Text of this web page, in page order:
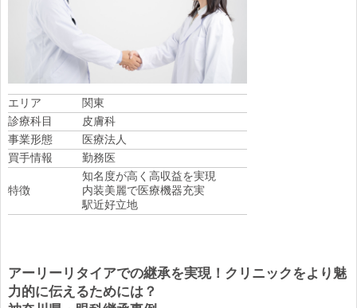
エリア
関東
診療科目
皮膚科
事業形態
医療法人
買手情報
勤務医
特徴
知名度が高く高収益を実現
内装美麗で医療機器充実
駅近好立地
アーリーリタイアでの継承を実現！クリニックをより魅
力的に伝えるためには？